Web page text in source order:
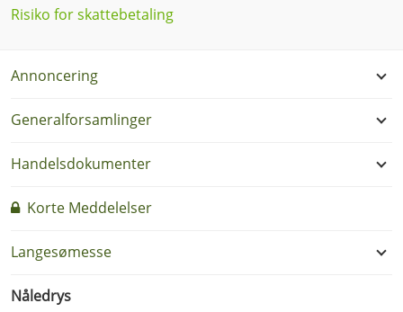
Risiko for skattebetaling
Annoncering
Generalforsamlinger
Handelsdokumenter
Korte Meddelelser
Langesømesse
Nåledrys